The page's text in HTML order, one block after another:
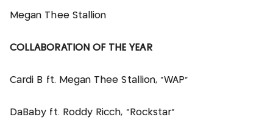
Megan Thee Stallion
COLLABORATION OF THE YEAR
Cardi B ft. Megan Thee Stallion, “WAP”
DaBaby ft. Roddy Ricch, “Rockstar”